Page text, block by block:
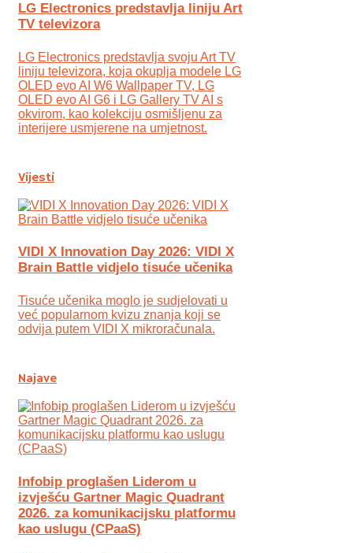
LG Electronics predstavlja liniju Art
TV televizora
LG Electronics predstavlja svoju Art TV
liniju televizora, koja okuplja modele LG
OLED evo AI W6 Wallpaper TV, LG
OLED evo AI G6 i LG Gallery TV AI s
okvirom, kao kolekciju osmišljenu za
interijere usmjerene na umjetnost.
Vijesti
VIDI X Innovation Day 2026: VIDI X
Brain Battle vidjelo tisuće učenika
Tisuće učenika moglo je sudjelovati u
već popularnom kvizu znanja koji se
odvija putem VIDI X mikroračunala.
Najave
Infobip proglašen Liderom u
izvješću Gartner Magic Quadrant
2026. za komunikacijsku platformu
kao uslugu (CPaaS)